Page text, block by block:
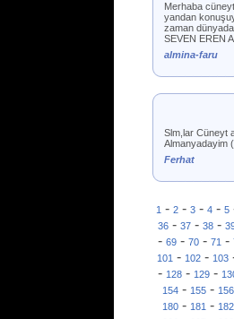
Merhaba
yandan
zaman
SEVEN EREN
almina-faru
Slm,lar Cüneyt
Almanyadayim
Ferhat
1- 2- 3- 4- 5
36- 37- 38-
- 69 - 70 - 71 -
101 - 102 - 103
- 128 - 129 -
154- 155- 156
180- 181- 182